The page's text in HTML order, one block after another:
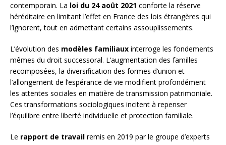
contemporain. La loi du 24 août 2021 conforte la réserve
héréditaire en limitant l’effet en France des lois étrangères qui
l’ignorent, tout en admettant certains assouplissements.
L’évolution des modèles familiaux interroge les fondements
mêmes du droit successoral. L’augmentation des familles
recomposées, la diversification des formes d’union et
l’allongement de l’espérance de vie modifient profondément
les attentes sociales en matière de transmission patrimoniale.
Ces transformations sociologiques incitent à repenser
l’équilibre entre liberté individuelle et protection familiale.
Le rapport de travail remis en 2019 par le groupe d’experts